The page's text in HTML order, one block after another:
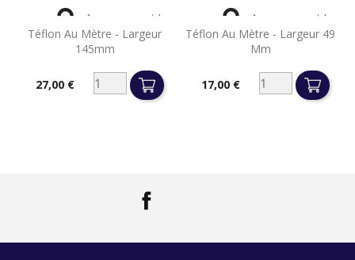
Téflon Au Mètre - Largeur
145mm
Prix27,00 €
 Aperçu rapide
Téflon Au Mètre - Largeur 49
Mm
17,00 €
 Aperçu rapide